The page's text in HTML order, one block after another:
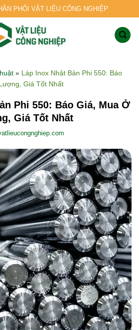
PHỐI VẬT LIỆU CÔNG NGHIỆP
» Láp Inox Nhật Bản Phi 550: Báo
Giá Tốt Nhất
Phi 550: Báo Giá, Mua Ở
Giá Tốt Nhất